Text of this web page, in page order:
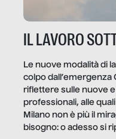
IL LAVORO
Le nuove modalità di
colpo dall’emergenza
riflettere sulle nuove
professionali, alle
Milano non è più il
bisogno: o adesso si